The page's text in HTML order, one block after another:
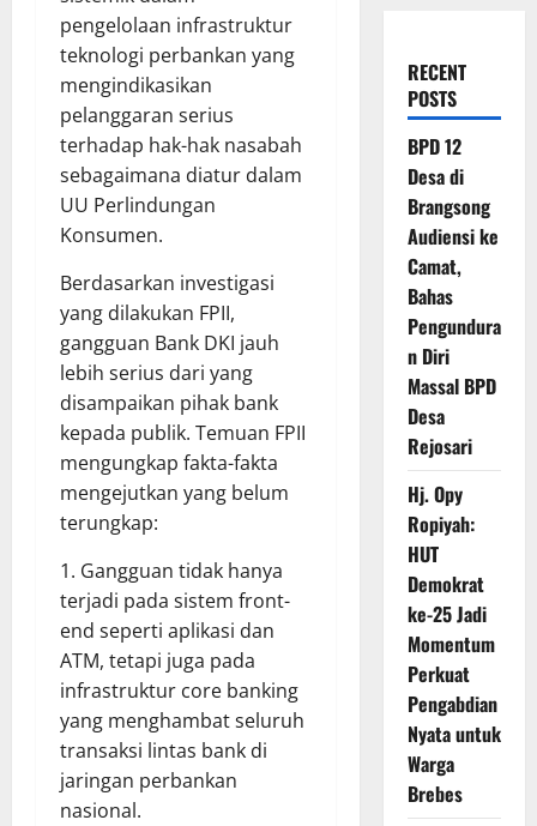
pengelolaan infrastruktur
teknologi perbankan yang
mengindikasikan
pelanggaran serius
terhadap hak-hak nasabah
sebagaimana diatur dalam
UU Perlindungan
Konsumen.
Berdasarkan investigasi
yang dilakukan FPII,
gangguan Bank DKI jauh
lebih serius dari yang
disampaikan pihak bank
kepada publik. Temuan FPII
mengungkap fakta-fakta
mengejutkan yang belum
terungkap:
1. Gangguan tidak hanya
terjadi pada sistem front-
end seperti aplikasi dan
ATM, tetapi juga pada
infrastruktur core banking
yang menghambat seluruh
transaksi lintas bank di
jaringan perbankan
nasional.
RECENT
POSTS
BPD 12
Desa di
Brangsong
Audiensi ke
Camat,
Bahas
Pengundura
n Diri
Massal BPD
Desa
Rejosari
Hj. Opy
Ropiyah:
HUT
Demokrat
ke-25 Jadi
Momentum
Perkuat
Pengabdian
Nyata untuk
Warga
Brebes